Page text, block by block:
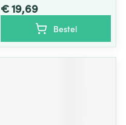
€ 19,69
Bestel